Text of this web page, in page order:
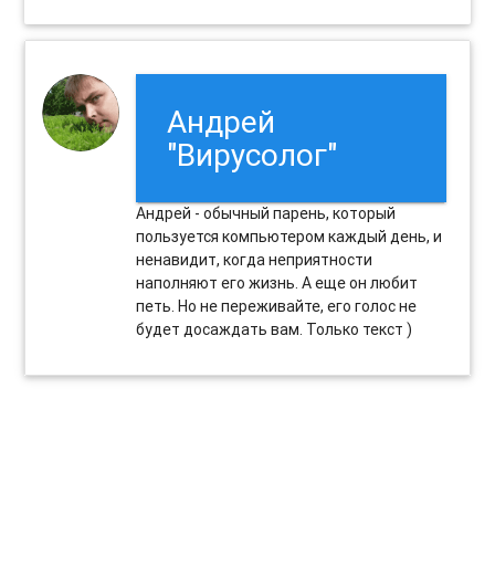
Андрей
"Вирусолог"
Андрей - обычный парень, который
пользуется компьютером каждый день, и
ненавидит, когда неприятности
наполняют его жизнь. А еще он любит
петь. Но не переживайте, его голос не
будет досаждать вам. Только текст )